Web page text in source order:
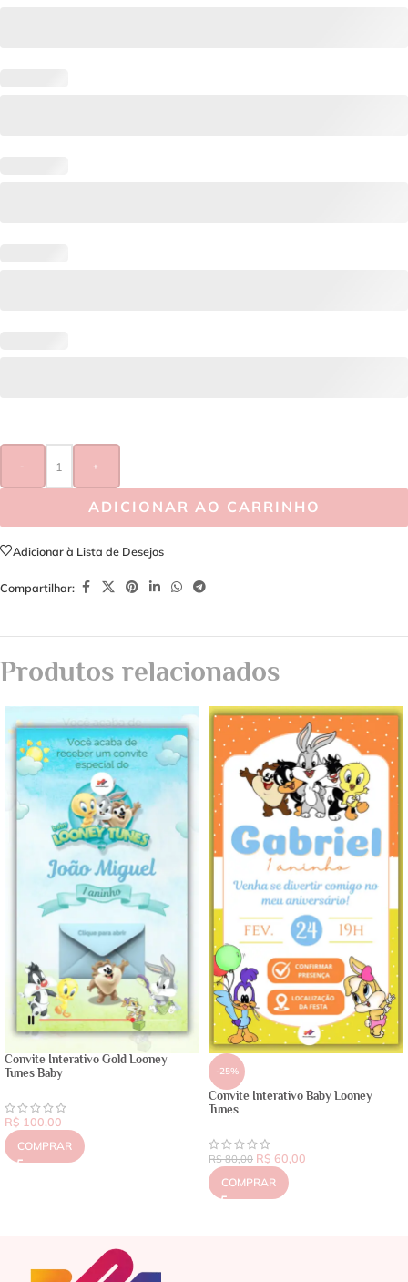
- +
ADICIONAR AO CARRINHO
Adicionar à Lista de Desejos
Compartilhar:
Produtos relacionados
Convite Interativo Gold Looney
Tunes Baby
R$ 100,00
COMPRAR
-25%
Convite Interativo Baby Looney
Tunes
R$80,00 R$ 60,00
COMPRAR